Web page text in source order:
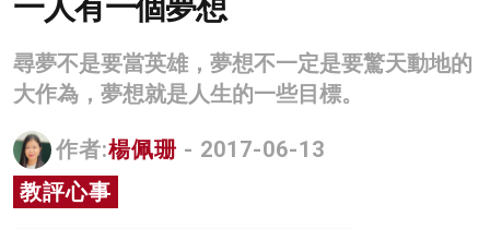
商業
科技
影片
尋夢不是要當英雄，夢想不一定是要驚天動地的
大作為，夢想就是人生的一些目標。
作者:楊佩珊 - 2017-06-13
教評心事